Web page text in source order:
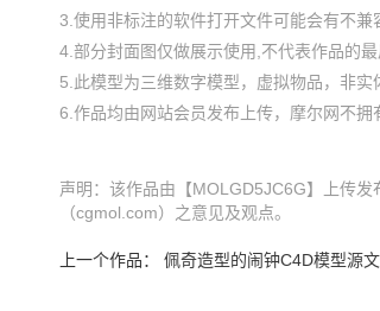
3.使用非标注的软件打开文件可能会有不
4.部分封面图仅做展示使用,不代表作品的
5.此模型为三维数字模型，虚拟物品，非实
声明：该作品由【MOLGD5JC6G】上传
（cgmol.com）之意见及观点。
上一个作品： 佩奇造型的闹钟C4D模型源